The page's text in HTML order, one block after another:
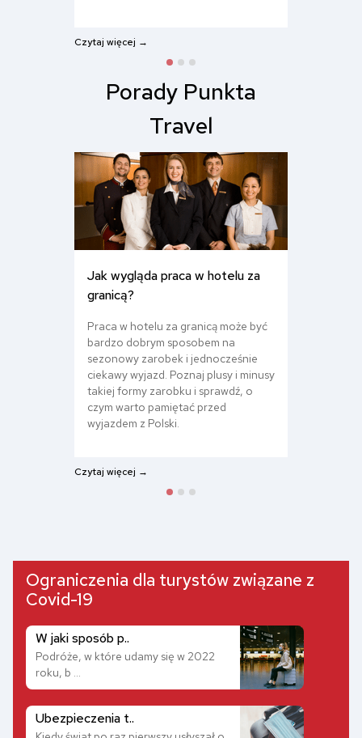
Czytaj więcej →
Porady Punkta
Travel
Jak wygląda praca w hotelu za
granicą?
Praca w hotelu za granicą może być
bardzo dobrym sposobem na
sezonowy zarobek i jednocześnie
ciekawy wyjazd. Poznaj plusy i minusy
takiej formy zarobku i sprawdź, o
czym warto pamiętać przed
wyjazdem z Polski.
Czytaj więcej →
Ograniczenia dla turystów związane z
Covid-19
W jaki sposób p..
Podróże, w które udamy się w 2022
roku, b ...
Ubezpieczenia t..